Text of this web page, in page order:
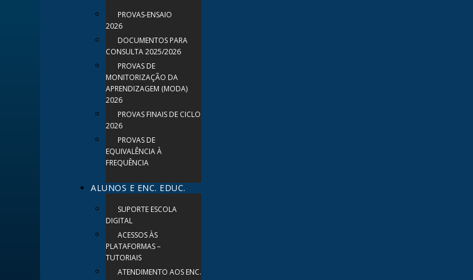
PROVAS-ENSAIO
2026
DOCUMENTOS PARA
CONSULTA 2025/2026
PROVAS DE
MONITORIZAÇÃO DA
APRENDIZAGEM (MODA)
2026
PROVAS FINAIS DE CICLO
2026
PROVAS DE
EQUIVALÊNCIA À
FREQUÊNCIA
ALUNOS E ENC. EDUC.
SUPORTE ESCOLA
DIGITAL
ACESSOS ÀS
PLATAFORMAS –
TUTORIAIS
ATENDIMENTO AOS ENC.